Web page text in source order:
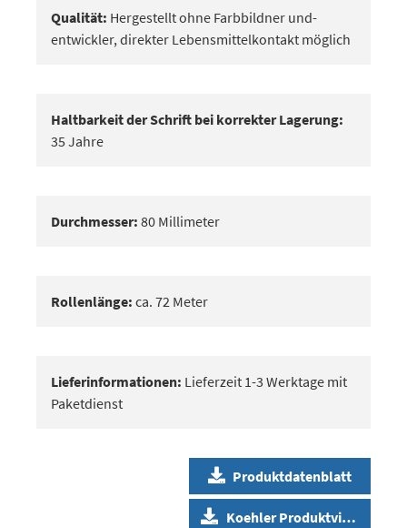
Qualität: Hergestellt ohne Farbbildner und-
entwickler, direkter Lebensmittelkontakt möglich
Haltbarkeit der Schrift bei korrekter Lagerung:
35 Jahre
Durchmesser: 80 Millimeter
Rollenlänge: ca. 72 Meter
Lieferinformationen: Lieferzeit 1-3 Werktage mit
Paketdienst
Produktdatenblatt
Koehler Produktvideo